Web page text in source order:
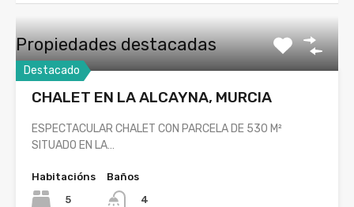
Propiedades destacadas
Destacado
CHALET EN LA ALCAYNA, MURCIA
ESPECTACULAR CHALET CON PARCELA DE 530 M²
SITUADO EN LA…
Habitacións
5
Baños
4